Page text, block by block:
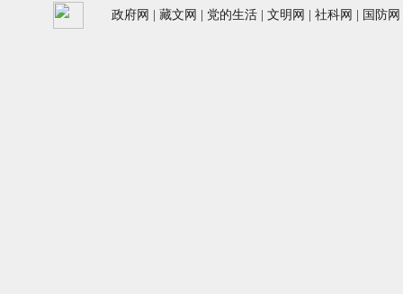
政府网 |藏文网 党的生活 |文明网 |社科网 国防网